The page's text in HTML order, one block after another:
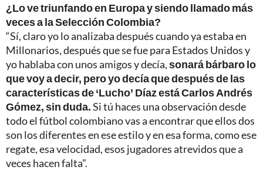
¿Lo ve triunfando en Europa y siendo llamado más
veces a la Selección Colombia?
“Sí, claro yo lo analizaba después cuando ya estaba en
Millonarios, después que se fue para Estados Unidos y
yo hablaba con unos amigos y decía,sonará bárbaro lo
que voy a decir, pero yo decía que después de las
características de ‘Lucho’ Díaz está Carlos Andrés
Gómez, sin duda.Si tú haces una observación desde
todo el fútbol colombiano vas a encontrar que ellos dos
son los diferentes en ese estilo y en esa forma, como ese
regate, esa velocidad, esos jugadores atrevidos que a
veces hacen falta”.